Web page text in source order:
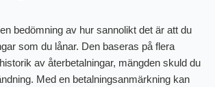
bedömning av hur sannolikt det är att du
som du lånar. Den baseras på flera
av återbetalningar, mängden skuld du
Med en betalningsanmärkning kan